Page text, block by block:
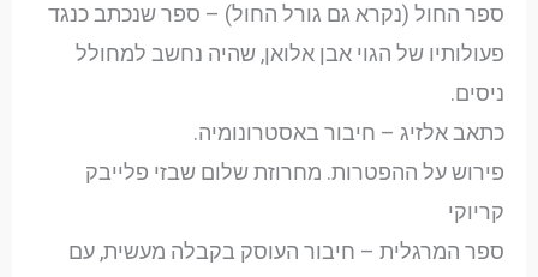
ספר החול (נקרא גם גורל החול) – ספר שנכתב כנגד
פעולותיו של הגוי אבן אלואן, שהיה נחשב למחולל
ניסים.
כתאב אלזיג – חיבור באסטרונומיה.
פירוש על ההפטרות. מחרוזת שלום שבזי פלייבק
קריוקי
ספר המרגלית – חיבור העוסק בקבלה מעשית, עם